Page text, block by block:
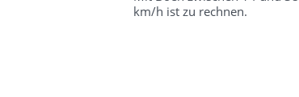
km/h ist zu rechnen.